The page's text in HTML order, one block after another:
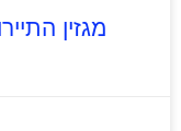
מגזין